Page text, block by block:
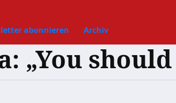
abonnieren Archiv
„You